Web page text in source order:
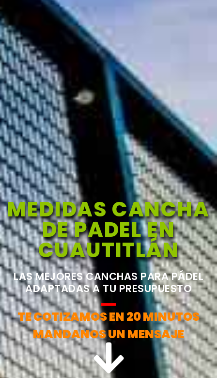
MEDIDAS CANCHA
DE PADEL EN
CUAUTITLÁN
LAS MEJORES CANCHAS PARA PÁDEL
ADAPTADAS A TU PRESUPUESTO
TE COTIZAMOS EN 20 MINUTOS
MANDANOS UN MENSAJE